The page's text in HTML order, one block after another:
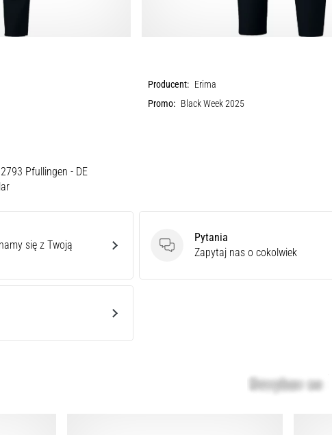
Producent: Erima
Promo: Black Week 2025
Pfullingen - DE
się z Twoją
Pytania
Pytania
Zapytaj nas o cokolwiek